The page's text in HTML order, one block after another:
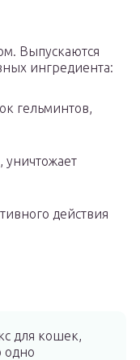
Выпускаются
ингредиента:
гельминтов,
действия
для кошек,
одно